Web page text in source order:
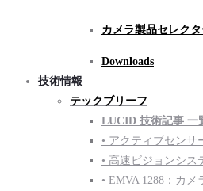
カメラ製品セレク
Downloads
技術情報
テックブリーフ
LUCID 技術記事 一
• アクティブセンサ
• 高速ビジョンシス
• EMVA 1288：カ